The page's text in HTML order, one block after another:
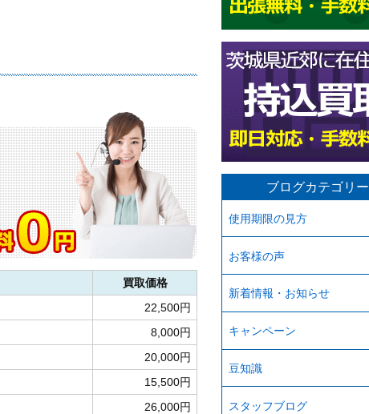
買取価格
22,500円
8,000円
20,000円
15,500円
26,000円
ブログカテゴリー
使用期限の見方
お客様の声
新着情報・お知らせ
キャンペーン
豆知識
スタッフブログ